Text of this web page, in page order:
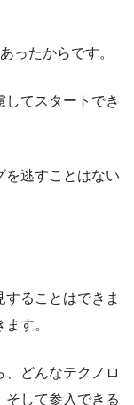
ったからです。
てスタートでき
を逃すことはない
ることはできま
す。
どんなテクノロ
そして参入できる